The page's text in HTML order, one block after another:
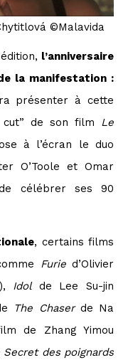
©Malavida
l’anniversaire
la manifestation :
présenter à cette
cut” de son film Le
à l’écran le duo
O’Toole et Omar
célébrer ses 90
, certains films
Furied’Olivier
Idol de Lee Su-jin
The Chaserde Na
de Zhang Yimou
Secret des poignards